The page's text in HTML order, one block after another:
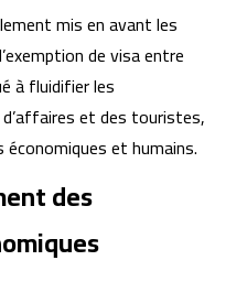
mis en avant les
de visa entre
à fluidifier les
et des touristes,
et humains.
des